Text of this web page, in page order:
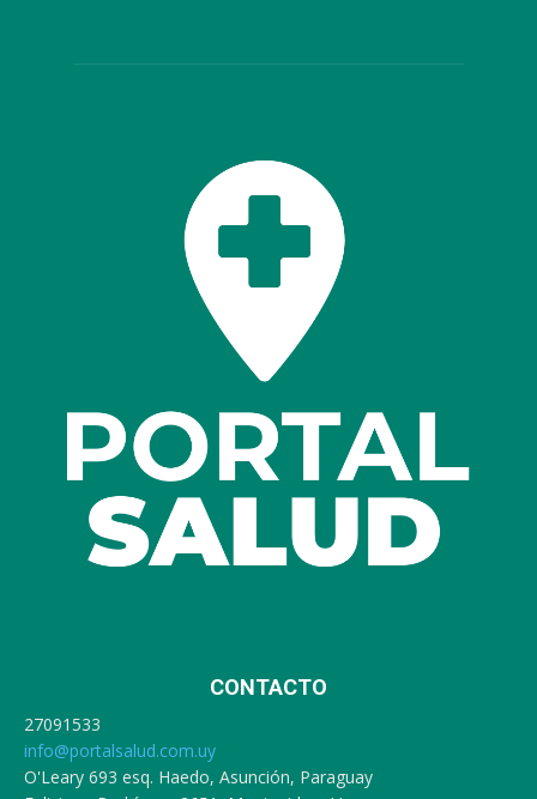
CONTACTO
27091533
info@portalsalud.com.uy
O'Leary 693 esq. Haedo, Asunción, Paraguay